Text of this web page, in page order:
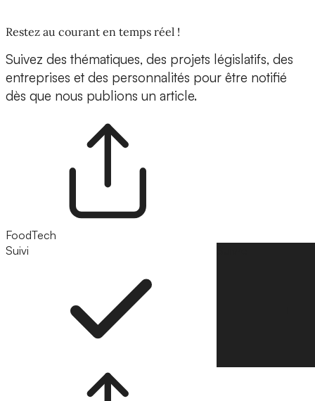
Restez au courant en temps réel !
Suivez des thématiques, des projets législatifs, des
entreprises et des personnalités pour être notifié
dès que nous publions un article.
FoodTech
Suivi